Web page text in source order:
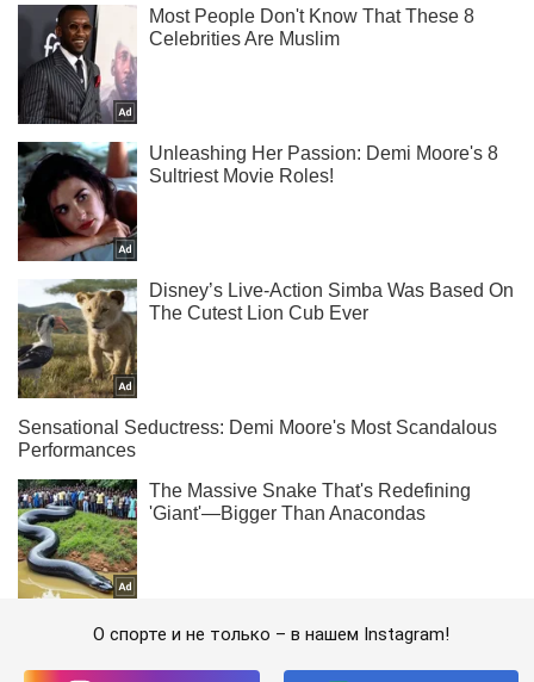
О спорте и не только – в нашем Instagram!